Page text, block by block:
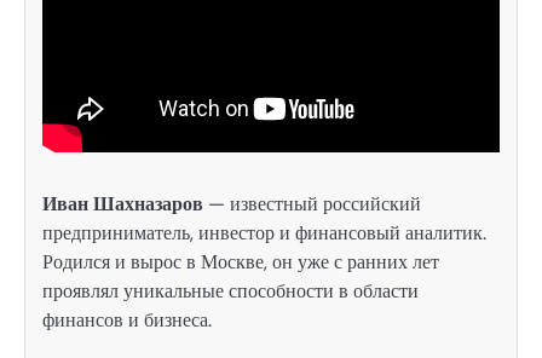
Иван Шахназаров — известный российский
предприниматель, инвестор и финансовый аналитик.
Родился и вырос в Москве, он уже с ранних лет
проявлял уникальные способности в области
финансов и бизнеса.